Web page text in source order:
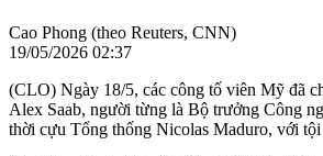
Cao Phong (theo Reuters, CNN)
19/05/2026 02:37
(CLO) Ngày 18/5, các công tố viên Mỹ đã
Alex Saab, người từng là Bộ trưởng Công
thời cựu Tổng thống Nicolas Maduro, với tội